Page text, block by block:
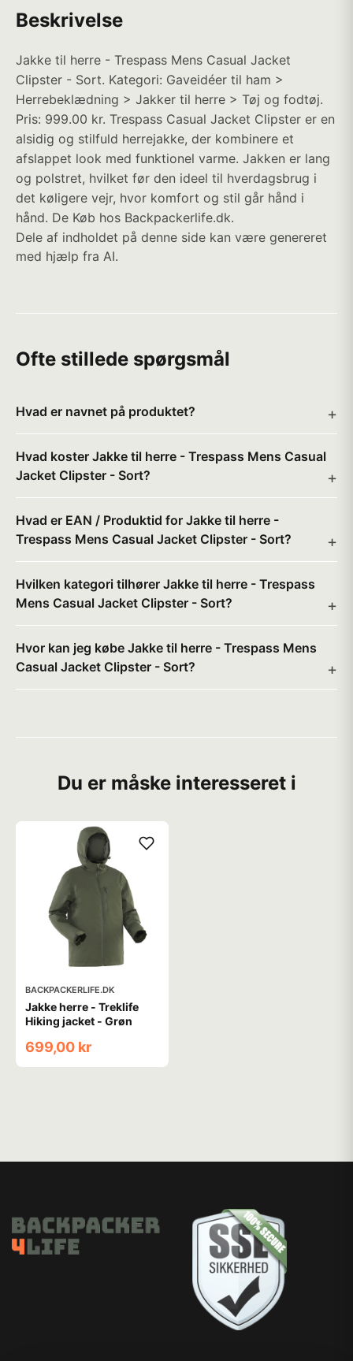
Beskrivelse
Jakke til herre - Trespass Mens Casual Jacket
Clipster - Sort. Kategori: Gaveidéer til ham >
Herrebeklædning > Jakker til herre > Tøj og fodtøj.
Pris: 999.00 kr. Trespass Casual Jacket Clipster er en
alsidig og stilfuld herrejakke, der kombinere et
afslappet look med funktionel varme. Jakken er lang
og polstret, hvilket før den ideel til hverdagsbrug i
det køligere vejr, hvor komfort og stil går hånd i
hånd. De Køb hos Backpackerlife.dk.
Dele af indholdet på denne side kan være genereret
med hjælp fra AI.
Ofte stillede spørgsmål
Hvad er navnet på produktet?
Hvad koster Jakke til herre - Trespass Mens Casual
Jacket Clipster - Sort?
Hvad er EAN / Produktid for Jakke til herre -
Trespass Mens Casual Jacket Clipster - Sort?
Hvilken kategori tilhører Jakke til herre - Trespass
Mens Casual Jacket Clipster - Sort?
Hvor kan jeg købe Jakke til herre - Trespass Mens
Casual Jacket Clipster - Sort?
Du er måske interesseret i
BACKPACKERLIFE.DK
Jakke herre - Treklife
Hiking jacket - Grøn
699,00 kr